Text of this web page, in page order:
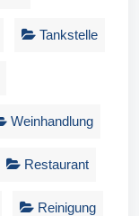
Tankstelle
Weinhandlung
Restaurant
Reinigung